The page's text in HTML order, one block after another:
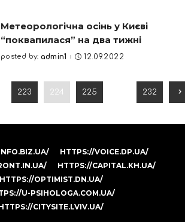
Метеорологічна осінь у Києві
“поквапилася” на два тижні
Posted
posted by: admin1 12.09.2022
223 224 225 232
HTTPS://VOICE.DP.UA/
HTTPS://CAPITAL.KH.UA/
HTTPS://OPTIMIST.DN.UA/
U-PSIHOLOGA.COM.UA/
CITYSITE.LVIV.UA/